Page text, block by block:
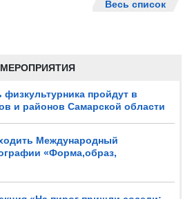
МЕРОПРИЯТИЯ
пройдут в
и районов Самарской области
Международный
«Форма,образ,
Весь список